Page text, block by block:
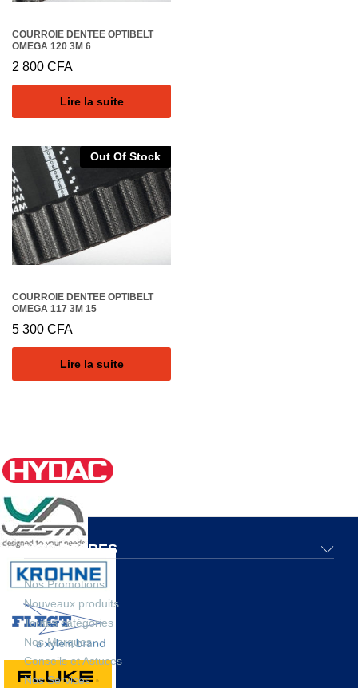
COURROIE DENTEE OPTIBELT
OMEGA 120 3M 6
2 800 CFA
Lire la suite
Out Of Stock
COURROIE DENTEE OPTIBELT
OMEGA 117 3M 15
5 300 CFA
Lire la suite
NOS OFFRES
Nos Promotions
Nouveaux produits
Toutes catégories
Nos Marques
Conseils et Astuces
Nos Services